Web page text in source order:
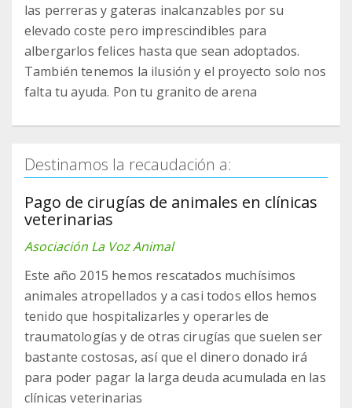
las perreras y gateras inalcanzables por su
elevado coste pero imprescindibles para
albergarlos felices hasta que sean adoptados.
También tenemos la ilusión y el proyecto solo nos
falta tu ayuda. Pon tu granito de arena
Destinamos la recaudación a:
Pago de cirugías de animales en clínicas
veterinarias
Asociación La Voz Animal
Este año 2015 hemos rescatados muchísimos
animales atropellados y a casi todos ellos hemos
tenido que hospitalizarles y operarles de
traumatologías y de otras cirugías que suelen ser
bastante costosas, así que el dinero donado irá
para poder pagar la larga deuda acumulada en las
clínicas veterinarias